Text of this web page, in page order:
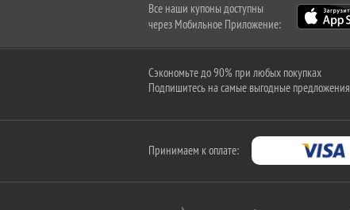
Все наши купоны доступны
через Мобильное Приложение:
Сэкономьте до 90% при любых покупках
Подпишитесь на самые выгодные предложения
Принимаем к оплате: